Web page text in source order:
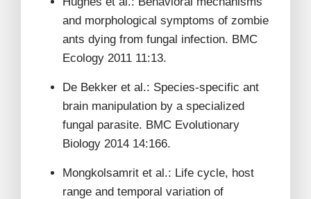
and morphological symptoms of zombie
ants dying from fungal infection. BMC
Ecology 2011 11:13.
De Bekker et al.: Species-specific ant
brain manipulation by a specialized
fungal parasite. BMC Evolutionary
Biology 2014 14:166.
Mongkolsamrit et al.: Life cycle, host
range and temporal variation of